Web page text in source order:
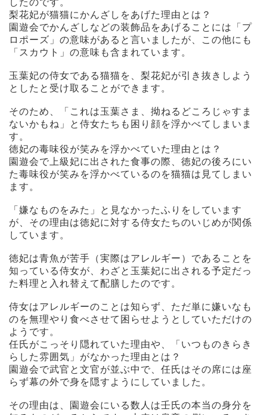
梨花妃が猫猫にかんざしをあげた理由とは？
園遊会でかんざしなどの装飾品をあげることには「プ
ロポーズ」の意味があると言いましたが、この他にも
「スカウト」の意味も含まれています。
玉葉妃の侍女である猫猫を、梨花妃が引き抜きしよう
としたと受け取ることができます。
そのため、「これは玉葉さま、拗ねるどころじゃすま
ないかもね」と侍女たちも困り顔を浮かべてしまいま
す。
徳妃の毒味役が笑みを浮かべていた理由とは？
園遊会で上級妃に出された食事の際、徳妃の後ろにい
た毒味役が笑みを浮かべているのを猫猫は見てしまい
ます。
「嫌なものをみた」と見なかったふりをしています
が、その理由は徳妃に対する侍女たちのいじめが関係
しています。
徳妃は青魚が苦手（実際はアレルギー）であることを
知っている侍女が、わざと玉葉妃に出される予定だっ
た料理と入れ替えて配膳したのです。
侍女はアレルギーのことは知らず、ただ単に嫌いなも
のを無理やり食べさせて困らせようとしていただけの
ようです。
任氏がこっそり隠れていた理由や、「いつものきらき
らした雰囲気」がなかった理由とは？
園遊会で武官と文官が並ぶ中で、任氏はその席には座
らず幕の外で身を隠すようにしていました。
その理由は、園遊会にいる数人は壬氏の本当の身分を